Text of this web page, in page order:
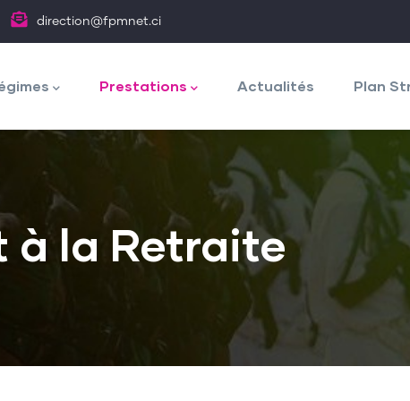
direction@fpmnet.ci
Prestations Actualités Plan
à la Retraite